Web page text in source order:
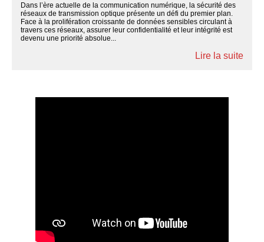
Dans l’ère actuelle de la communication numérique, la sécurité des
réseaux de transmission optique présente un défi du premier plan.
Face à la prolifération croissante de données sensibles circulant à
travers ces réseaux, assurer leur confidentialité et leur intégrité est
devenu une priorité absolue...
Lire la suite